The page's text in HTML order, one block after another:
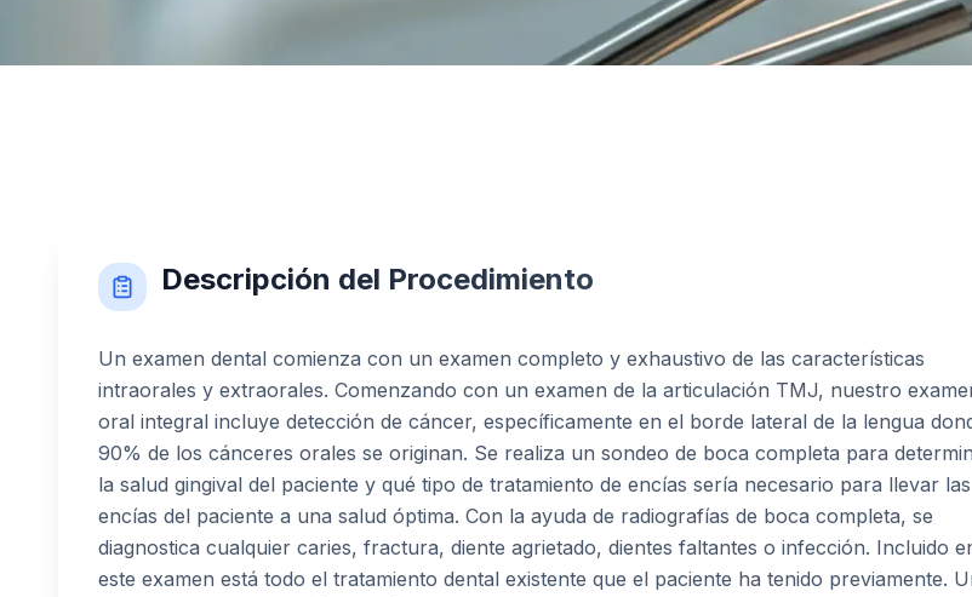
Descripción del Procedimiento
Un examen dental comienza con un examen completo y exhaustivo de las características
intraorales y extraorales. Comenzando con un examen de la articulación TMJ, nuestro
oral integral incluye detección de cáncer, específicamente en el borde lateral de la lengua
90% de los cánceres orales se originan. Se realiza un sondeo de boca completa para
la salud gingival del paciente y qué tipo de tratamiento de encías sería necesario para llevar las
encías del paciente a una salud óptima. Con la ayuda de radiografías de boca completa, se
diagnostica cualquier caries, fractura, diente agrietado, dientes faltantes o infección. Incluido
este examen está todo el tratamiento dental existente que el paciente ha tenido previamente.